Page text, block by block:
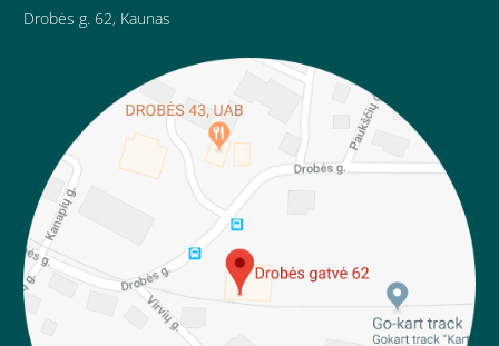
Drobės g. 62, Kaunas